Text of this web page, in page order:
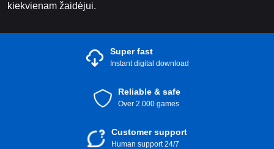
kiekvienam žaidėjui.
Super fast
Instant digital download
Reliable & safe
Over 2.000 games
Customer support
Human support 24/7